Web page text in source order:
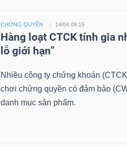
CHỨNG QUYỀN 14/04 09:15
Hàng loạt CTCK tính gia
lỗ giới hạn”
Nhiều công ty chứng khoán
chơi chứng quyền có đảm bảo
danh mục sản phẩm.